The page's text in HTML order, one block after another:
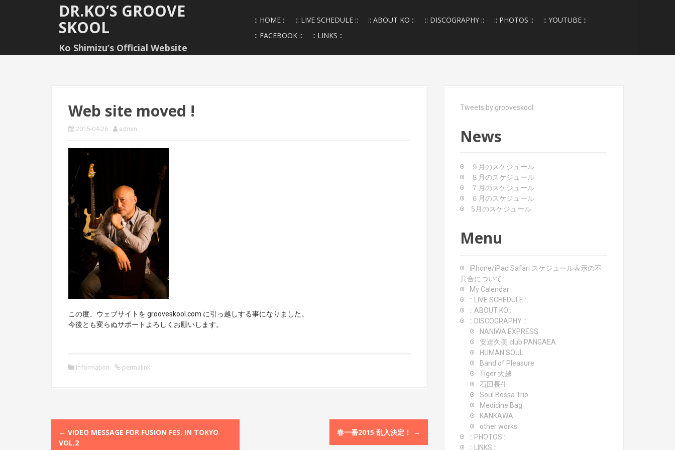
o
DR.KO’S GROOVE
SKOOL
Ko Shimizu’s Official Website
:: HOME :: :: LIVE SCHEDULE :: :: ABOUT KO :: :: DISCOGRAPHY :: :: PHOTOS ::
:: YOUTUBE ::
:: FACEBOOK ::
:: LINKS ::
Web site moved !
2015-04-26 admin
この度、ウェブサイトを grooveskool.com に引っ越しする事になりました。
今後とも変らぬサポートよろしくお願いします。
Information permalink
o
← VIDEO MESSAGE FOR FUSION FES. IN TOKYO
VOL.2
春一番2015 乱入決定！ →
Tweets by grooveskool
News
９月のスケジュール
８月のスケジュール
７月のスケジュール
６月のスケジュール
5月のスケジュール
Menu
iPhone/iPad Safari スケジュール表示の不
具合について
My Calendar
:: LIVE SCHEDULE ::
:: ABOUT KO ::
:: DISCOGRAPHY ::
NANIWA EXPRESS
安達久美 club PANGAEA
HUMAN SOUL
Band of Pleasure
Tiger 大越
石田長生
Soul Bossa Trio
Medicine Bag
KANKAWA
other works
:: PHOTOS ::
:: LINKS ::